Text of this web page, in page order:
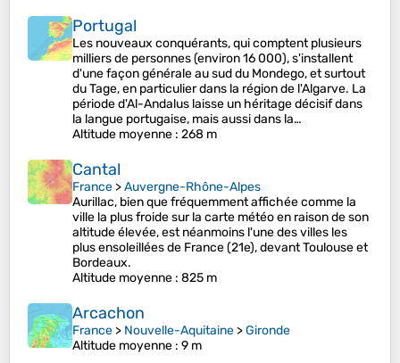
Portugal
Les nouveaux conquérants, qui comptent plusieurs
milliers de personnes (environ 16 000), s'installent
d'une façon générale au sud du Mondego, et surtout
du Tage, en particulier dans la région de l'Algarve. La
période d'Al-Andalus laisse un héritage décisif dans
la langue portugaise, mais aussi dans la…
Altitude moyenne : 268 m
Cantal
France >Auvergne-Rhône-Alpes
Aurillac, bien que fréquemment affichée comme la
ville la plus froide sur la carte météo en raison de son
altitude élevée, est néanmoins l'une des villes les
plus ensoleillées de France (21e), devant Toulouse et
Bordeaux.
Altitude moyenne : 825 m
Arcachon
France > Nouvelle-Aquitaine >Gironde
Altitude moyenne : 9 m